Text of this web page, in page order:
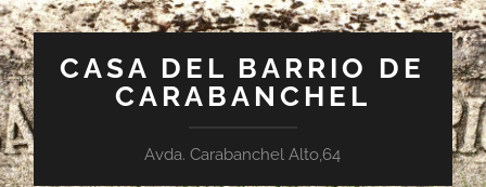
CASA DEL BARRIO DE
CARABANCHEL
Avda. Carabanchel Alto,64